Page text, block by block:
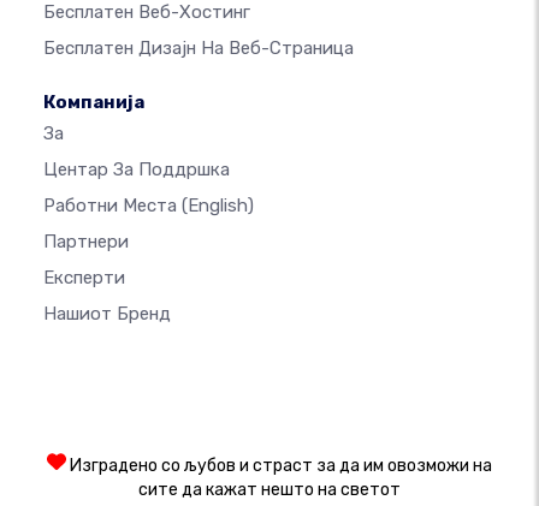
Бесплатен Веб-Хостинг
Бесплатен Дизајн На Веб-Страница
Компанија
За
Центар За Поддршка
Работни Места (English)
Партнери
Експерти
Нашиот Бренд
Изградено со љубов и страст за да им овозможи на
сите да кажат нешто на светот